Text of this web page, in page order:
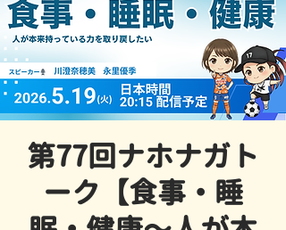
第77回ナホナガト
ーク【食事・睡